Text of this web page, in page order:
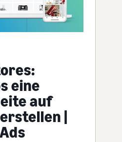
eine
auf
|